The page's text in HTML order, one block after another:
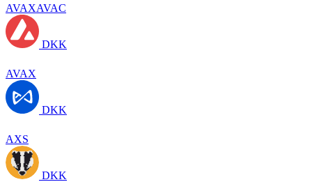
AVAXAVAC
DKK
AVAX
DKK
AXS
DKK